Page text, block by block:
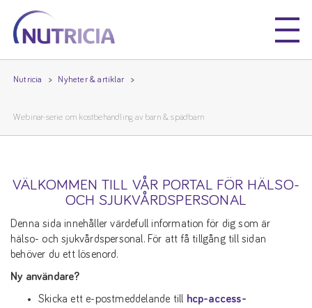
Nutricia
Nutricia
Nutricia Nyheter & artiklar
Webinar-serie om kostbehandling av barn & spädbarn
VÄLKOMMEN TILL VÅR PORTAL FÖR HÄLSO-
OCH SJUKVÅRDSPERSONAL
Denna sida innehåller värdefull information för dig som är
hälso- och sjukvårdspersonal. För att få tillgång till sidan
behöver du ett lösenord.
Ny användare?
Skicka ett e-postmeddelande till
hcp-access-